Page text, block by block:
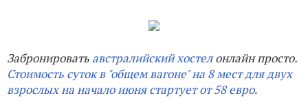
Забронировать австралийский хостелонлайн просто.
Стоимость суток в "общем вагоне" на 8 мест для двух
взрослых на начало июня стартует от 58 евро.